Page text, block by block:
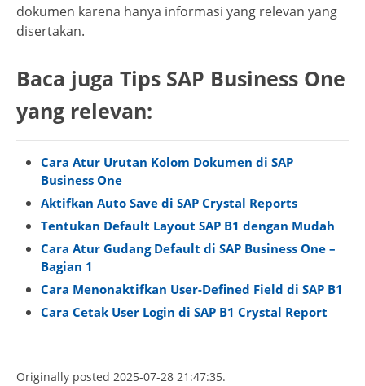
dokumen karena hanya informasi yang relevan yang
disertakan.
Baca juga Tips SAP Business One
yang relevan:
Cara Atur Urutan Kolom Dokumen di SAP
Business One
Aktifkan Auto Save di SAP Crystal Reports
Tentukan Default Layout SAP B1 dengan Mudah
Cara Atur Gudang Default di SAP Business One –
Bagian 1
Cara Menonaktifkan User-Defined Field di SAP B1
Cara Cetak User Login di SAP B1 Crystal Report
Originally posted 2025-07-28 21:47:35.